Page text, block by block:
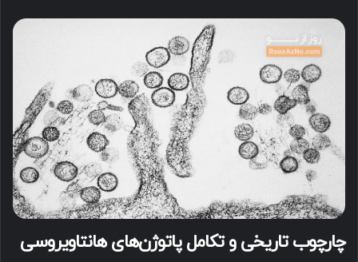
چارچوب تاریخی و تکامل پاتوژن‌های هانتاویروسی